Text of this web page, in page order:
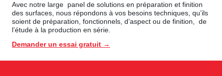
Avec notre large panel de solutions en préparation et finition
des surfaces, nous répondons à vos besoins techniques, qu’ils
soient de préparation, fonctionnels, d’aspect ou de finition , de
l’étude à la production en série.
Demander un essai gratuit →